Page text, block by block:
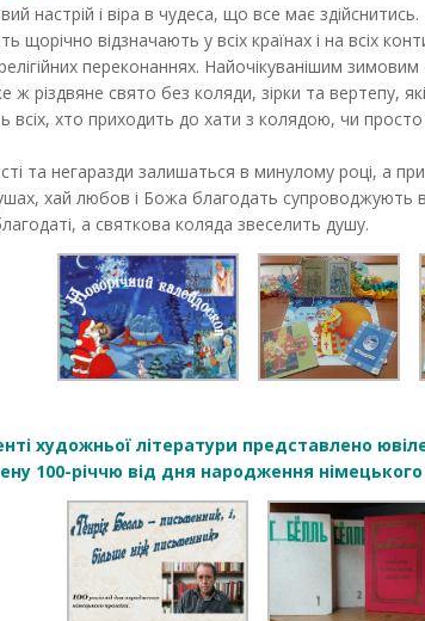
настрій і віра в чудеса, що все має
щорічно відзначають у всіх країнах і на всіх
переконаннях. Найочікуванішим
ж різдвяне свято без коляди, зірки та вертепу,
хто приходить до хати з колядою, чи
та негаразди залишаться в минулому році, а
хай любов і Божа благодать супроводжують
а святкова коляда звеселить душу.
художньої літератури представлено
100-річчю від дня народження німецького